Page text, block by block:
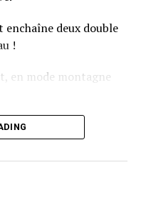
enchaîne deux double
!
en mode montagne
ne se décident pas !